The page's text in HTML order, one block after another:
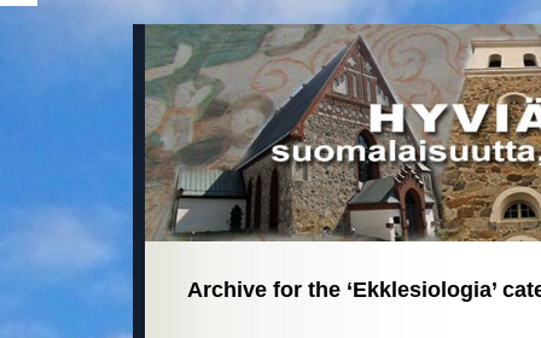
Archive for the ‘Ekklesiologia’